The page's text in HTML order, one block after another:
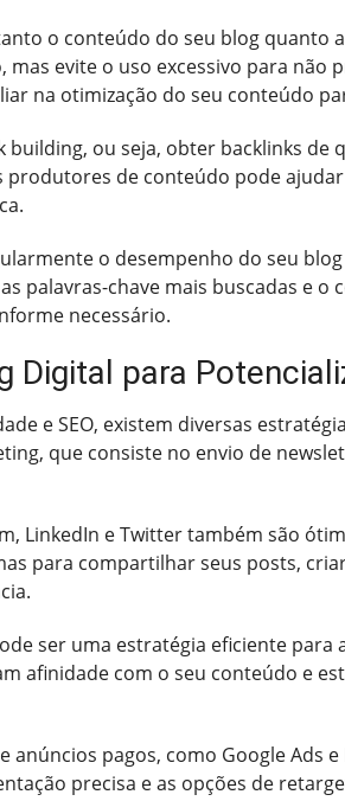
o conteúdo do seu blog quanto
evite o uso excessivo para
na otimização do seu conteúdo
building, ou seja, obter backlinks
de conteúdo pode
o desempenho do seu
palavras-chave mais buscadas
necessário.
Digital para
e SEO, existem diversas
que consiste no envio de
LinkedIn e Twitter também são
para compartilhar seus posts,
ser uma estratégia eficiente
afinidade com o seu conteúdo e
pagos, como Google Ads
precisa e as opções de